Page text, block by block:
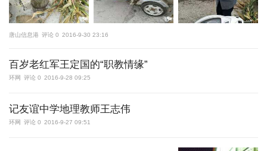
导读
群组
搜索
唐山信息港 评论 0 2016-9-30 23:16
百岁老红军王定国的“职教情缘”
环网 评论 0 2016-9-28 09:25
记友谊中学地理教师王志伟
环网 评论 0 2016-9-27 09:51